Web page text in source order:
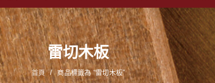
雷切木板
首頁 / 商品標籤為 “雷切木板”